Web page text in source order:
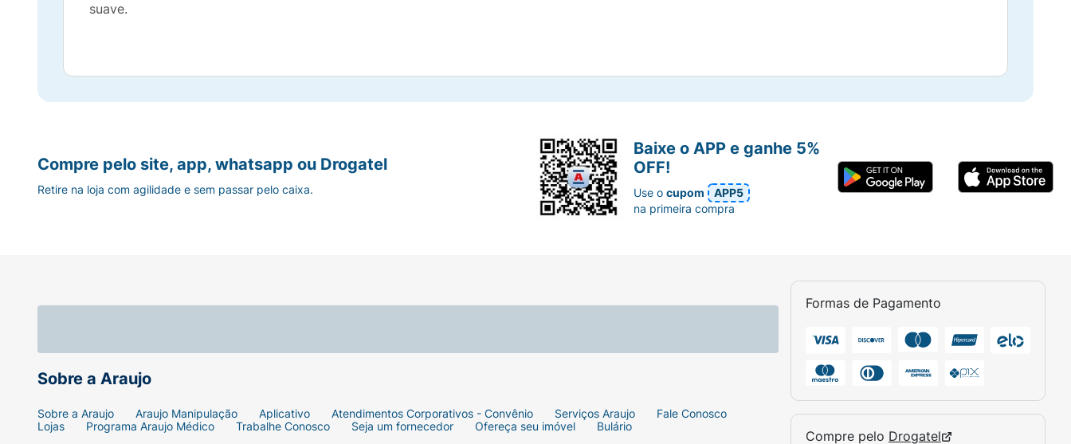
suave.
Sobre a Araujo
Sobre a Araujo Araujo Manipulação Aplicativo Atendimentos Corporativos - Convênio Serviços Araujo
Fale Conosco
Lojas
Programa Araujo Médico Trabalhe Conosco Seja um fornecedor Ofereça seu imóvel Bulário
Formas de Pagamento
Compre pelo Drogatel
Compre pelo site, app, whatsapp ou Drogatel
Retire na loja com agilidade e sem passar pelo caixa.
Baixe o APP e ganhe 5%
OFF!
Use ocupom
APP5
na primeira compra